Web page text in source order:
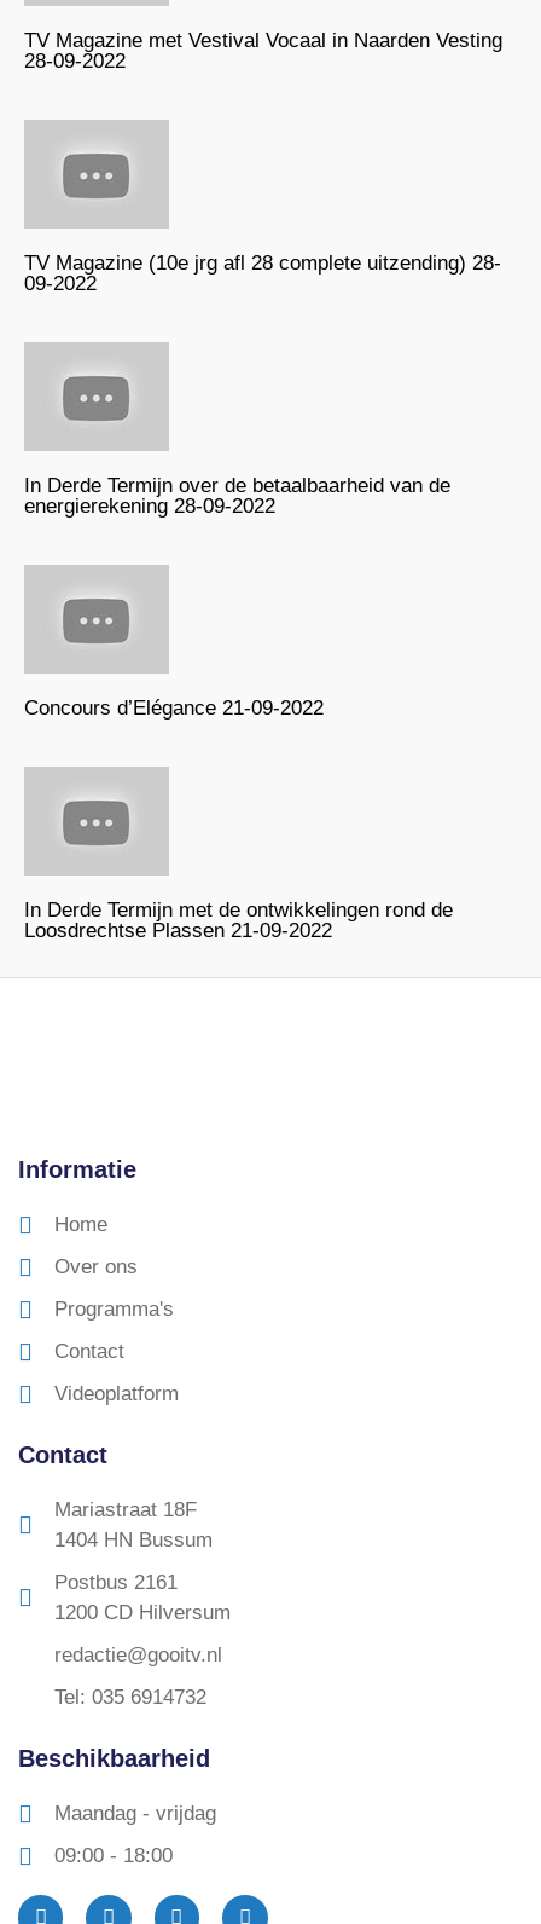
TV Magazine met Vestival Vocaal in Naarden Vesting
28-09-2022
TV Magazine (10e jrg afl 28 complete uitzending) 28-
09-2022
In Derde Termijn over de betaalbaarheid van de
energierekening 28-09-2022
Concours d’Elégance 21-09-2022
In Derde Termijn met de ontwikkelingen rond de
Loosdrechtse Plassen 21-09-2022
Informatie
Home
Over ons
Programma's
Contact
Videoplatform
Contact
Mariastraat 18F
1404 HN Bussum
Postbus 2161
1200 CD Hilversum
redactie@gooitv.nl
Tel: 035 6914732
Beschikbaarheid
Maandag - vrijdag
09:00 - 18:00